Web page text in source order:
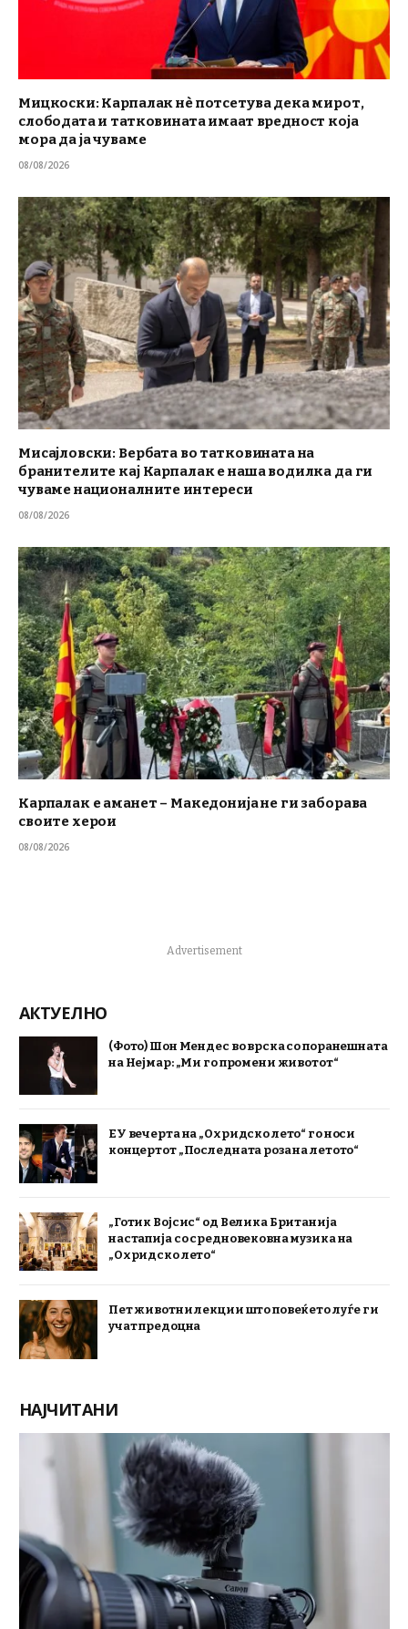
Мицкоски: Карпалак нè потсетува дека мирот,
слободата и татковината имаат вредност која
мора да ја чуваме
08/08/2026
Мисајловски: Вербата во татковината на
бранителите кај Карпалак е наша водилка да ги
чуваме националните интереси
08/08/2026
Карпалак е аманет – Македонија не ги заборава
своите херои
08/08/2026
Advertisement
АКТУЕЛНО
(Фото) Шон Мендес во врска со поранешната
на Нејмар: „Ми го промени животот“
ЕУ вечерта на „Охридско лето“ го носи
концертот „Последната роза на летото“
„Готик Војсис“ од Велика Британија
настапија со средновековна музика на
„Охридско лето“
Пет животни лекции што повеќето луѓе ги
учат предоцна
НАЈЧИТАНИ